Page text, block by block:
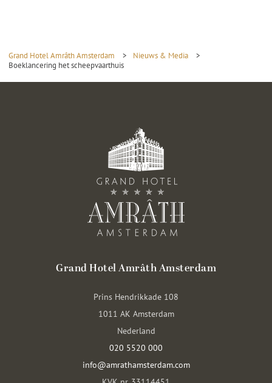
Grand Hotel Amrâth Amsterdam > Nieuws & Media
>
Boeklancering het scheepvaarthuis
Grand Hotel Amrâth Amsterdam
Prins Hendrikkade 108
1011 AK Amsterdam
Nederland
020 5520 000
info@amrathamsterdam.com